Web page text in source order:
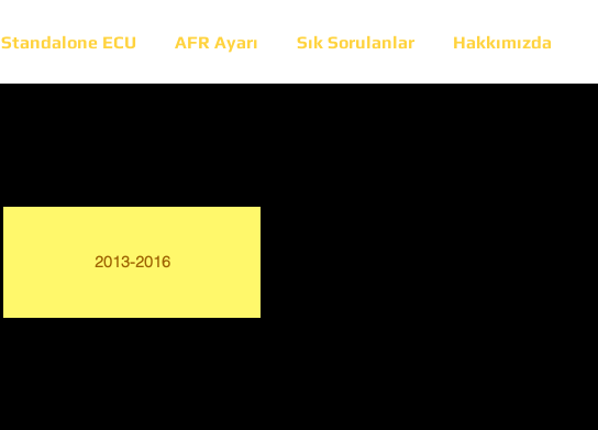
Standalone ECU AFR Ayarı Sık Sorulanlar Hakkımızda
2013-2016